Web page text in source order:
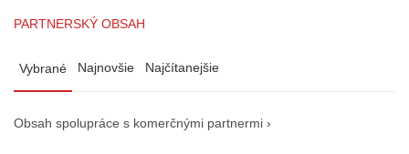
PARTNERSKÝ OBSAH
Vybrané Najnovšie Najčítanejšie
Obsah spolupráce s komerčnými partnermi ›